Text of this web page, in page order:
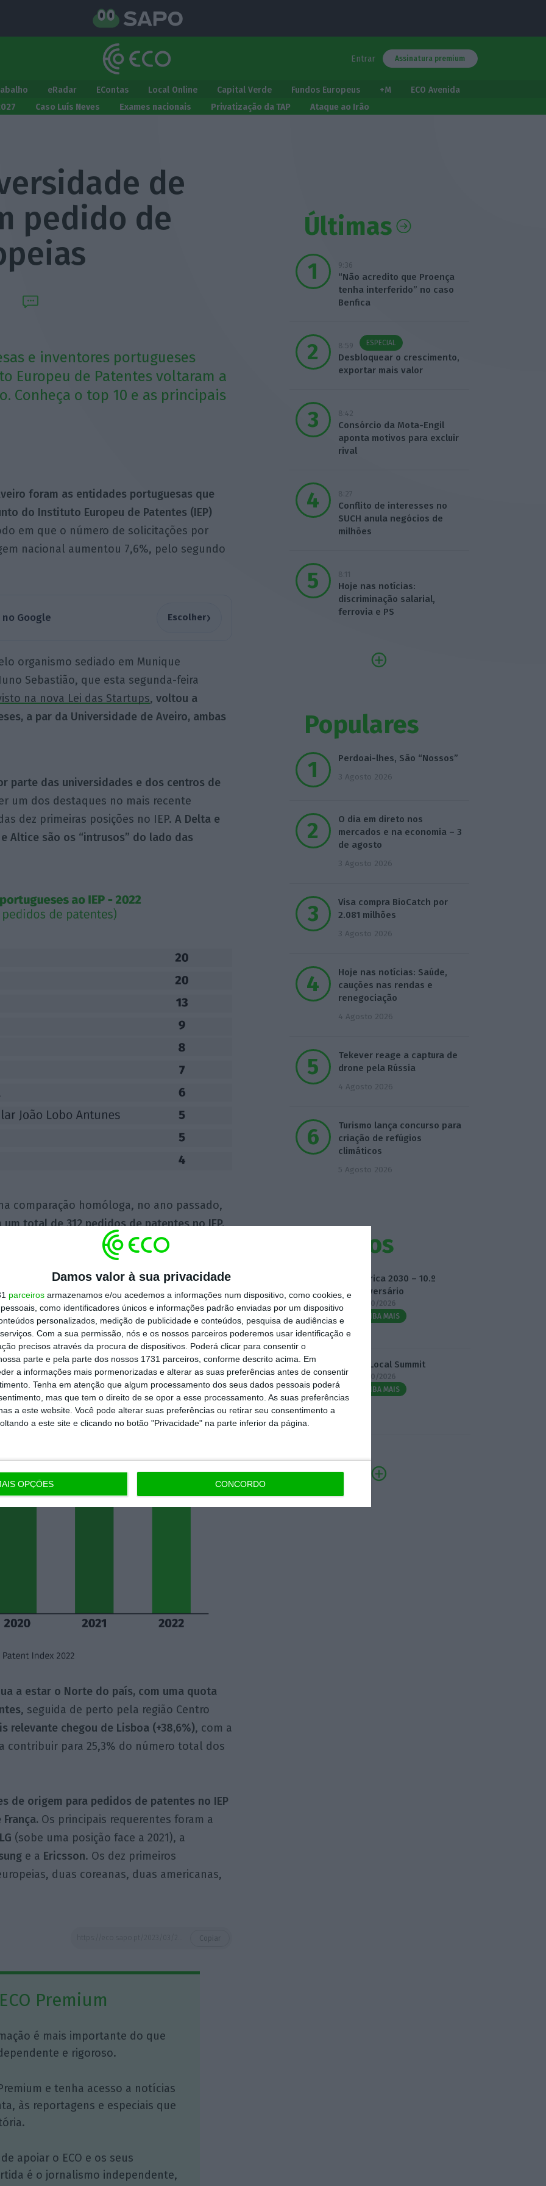
Damos valor à sua privacidade
parceiros armazenamos e/ou acedemos a informações num dispositivo, como cookies, e
como identificadores únicos e informações padrão enviadas por um dispositivo
personalizados, medição de publicidade e conteúdos, pesquisa de audiências e
Com a sua permissão, nós e os nossos parceiros poderemos usar identificação e
precisos através da procura de dispositivos. Poderá clicar para consentir o
parte e pela parte dos nossos 1731 parceiros, conforme descrito acima. Em
a informações mais pormenorizadas e alterar as suas preferências antes de consentir
Tenha em atenção que algum processamento dos seus dados pessoais poderá
mas que tem o direito de se opor a esse processamento. As suas preferências
a este website. Você pode alterar suas preferências ou retirar seu consentimento a
a este site e clicando no botão "Privacidade" na parte inferior da página.
OPÇÕES CONCORDO
Entrar Assinatura premium
eRadar EContas Local Online Capital Verde Fundos Europeus +M
ECO Avenida
Caso Luís Neves Exames nacionais Privatização da TAP Ataque ao Irão
de
pedido de
e inventores portugueses
Europeu de Patentes voltaram a
Conheça o top 10 e as principais
foram as entidades portuguesas que
do Instituto Europeu de Patentes (IEP)
em que o número de solicitações por
nacional aumentou 7,6%, pelo segundo
Google Escolher›
organismo sediado em Munique
Sebastião, que esta segunda-feira
na nova Lei das Startups, voltou a
a par da Universidade de Aveiro, ambas
parte das universidades e dos centros de
um dos destaques no mais recente
dez primeiras posições no IEP. A Delta e
Altice são os “intrusos” do lado das
comparação homóloga, no ano passado,
total de 312 pedidos de patentes no IEP,
de 40% acima do volume registado há
Index 2022.
com mais pedidos de patentes,
, o que faz da saúde a indústria
fármacos, o crescimento foi de 85,7%.
a tendência global, o número de
digital, que quintuplicou.
a estar o Norte do país, com uma quota
, seguida de perto pela região Centro
relevante chegou de Lisboa (+38,6%), com a
contribuir para 25,3% do número total dos
de origem para pedidos de patentes no IEP
Os principais requerentes foram a
LG (sobe uma posição face a 2021), a
e a Ericsson. Os dez primeiros
duas coreanas, duas americanas,
Premium
é mais importante do que
e rigoroso.
e tenha acesso a notícias
às reportagens e especiais que
apoiar o ECO e os seus
é o jornalismo independente,
Últimas
9:36
“Não acredito que Proença
tenha interferido” no caso
Benfica
8:59 ESPECIAL
Desbloquear o crescimento,
exportar mais valor
8:42
Consórcio da Mota-Engil
aponta motivos para excluir
rival
8:27
Conflito de interesses no
SUCH anula negócios de
milhões
8:11
Hoje nas notícias:
discriminação salarial,
ferrovia e PS
Populares
Perdoai-lhes, São “Nossos”
3 Agosto 2026
O dia em direto nos
mercados e na economia – 3
de agosto
3 Agosto 2026
Visa compra BioCatch por
2.081 milhões
3 Agosto 2026
Hoje nas notícias: Saúde,
cauções nas rendas e
renegociação
4 Agosto 2026
Tekever reage a captura de
drone pela Rússia
4 Agosto 2026
Turismo lança concurso para
criação de refúgios
climáticos
5 Agosto 2026
Eventos
Fábrica 2030 – 10.º
Aniversário
14/10/2026
SAIBA MAIS
3.º Local Summit
07/10/2026
SAIBA MAIS